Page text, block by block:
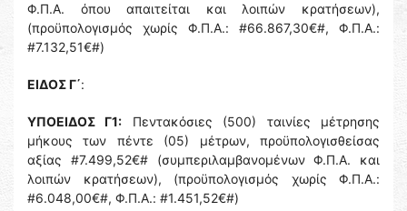
Φ.Π.Α. όπου απαιτείται και λοιπών κρατήσεων),
(προϋπολογισμός χωρίς Φ.Π.Α.: #66.867,30€#, Φ.Π.Α.:
#7.132,51€#)
ΕΙΔΟΣ Γ΄:
ΥΠΟΕΙΔΟΣ Γ1: Πεντακόσιες (500) ταινίες μέτρησης
μήκους των πέντε (05) μέτρων, προϋπολογισθείσας
αξίας #7.499,52€# (συμπεριλαμβανομένων Φ.Π.Α. και
λοιπών κρατήσεων), (προϋπολογισμός χωρίς Φ.Π.Α.:
#6.048,00€#, Φ.Π.Α.: #1.451,52€#)